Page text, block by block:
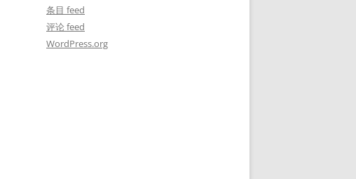
条目 feed
评论 feed
WordPress.org